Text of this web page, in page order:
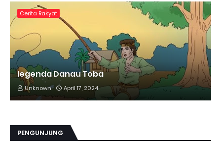
Cerita Rakyat
legenda Danau Toba
Unknown April 17, 2024
PENGUNJUNG